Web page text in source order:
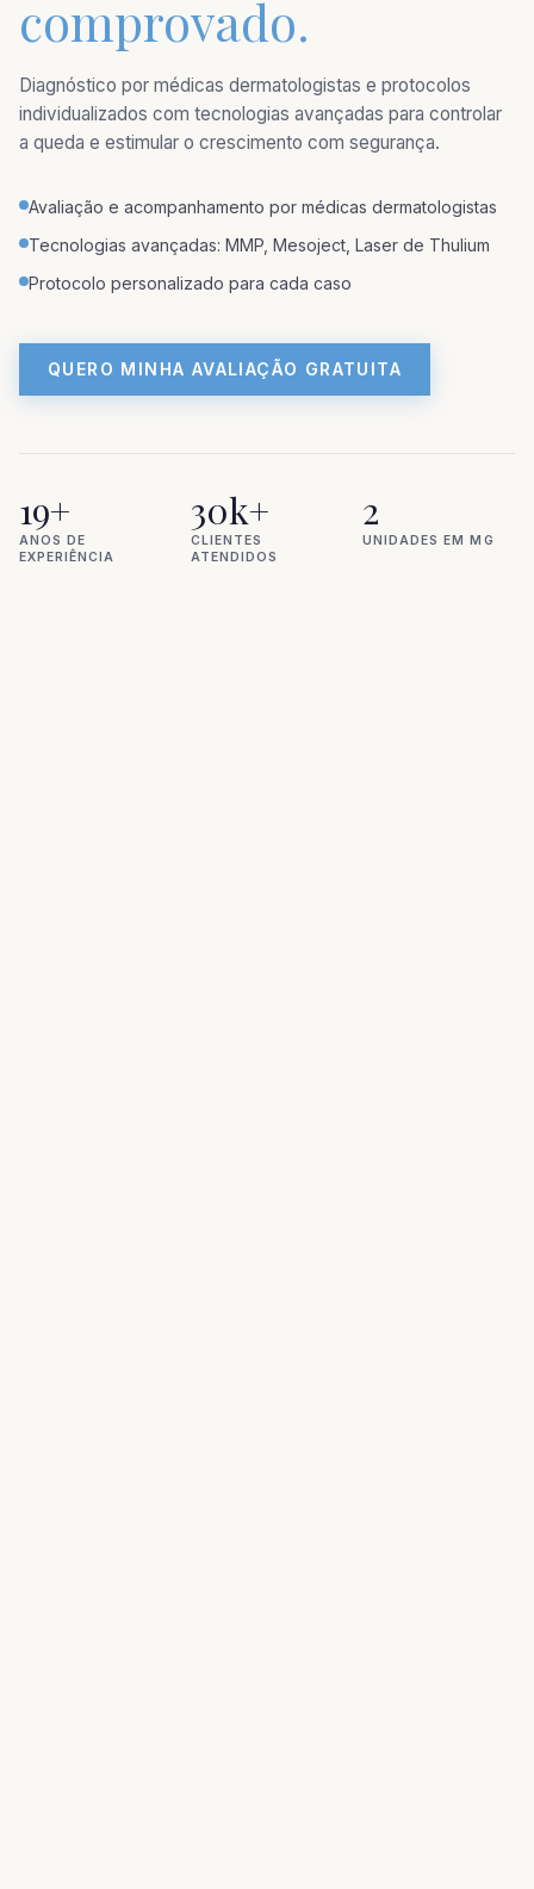
comprovado.
Diagnóstico por médicas dermatologistas e protocolos
individualizados com tecnologias avançadas para controlar
a queda e estimular o crescimento com segurança.
Avaliação e acompanhamento por médicas dermatologistas
Tecnologias avançadas: MMP, Mesoject, Laser de Thulium
Protocolo personalizado para cada caso
QUERO MINHA AVALIAÇÃO GRATUITA
19+
ANOS DE
EXPERIÊNCIA
30k+
CLIENTES
ATENDIDOS
2
UNIDADES EM MG